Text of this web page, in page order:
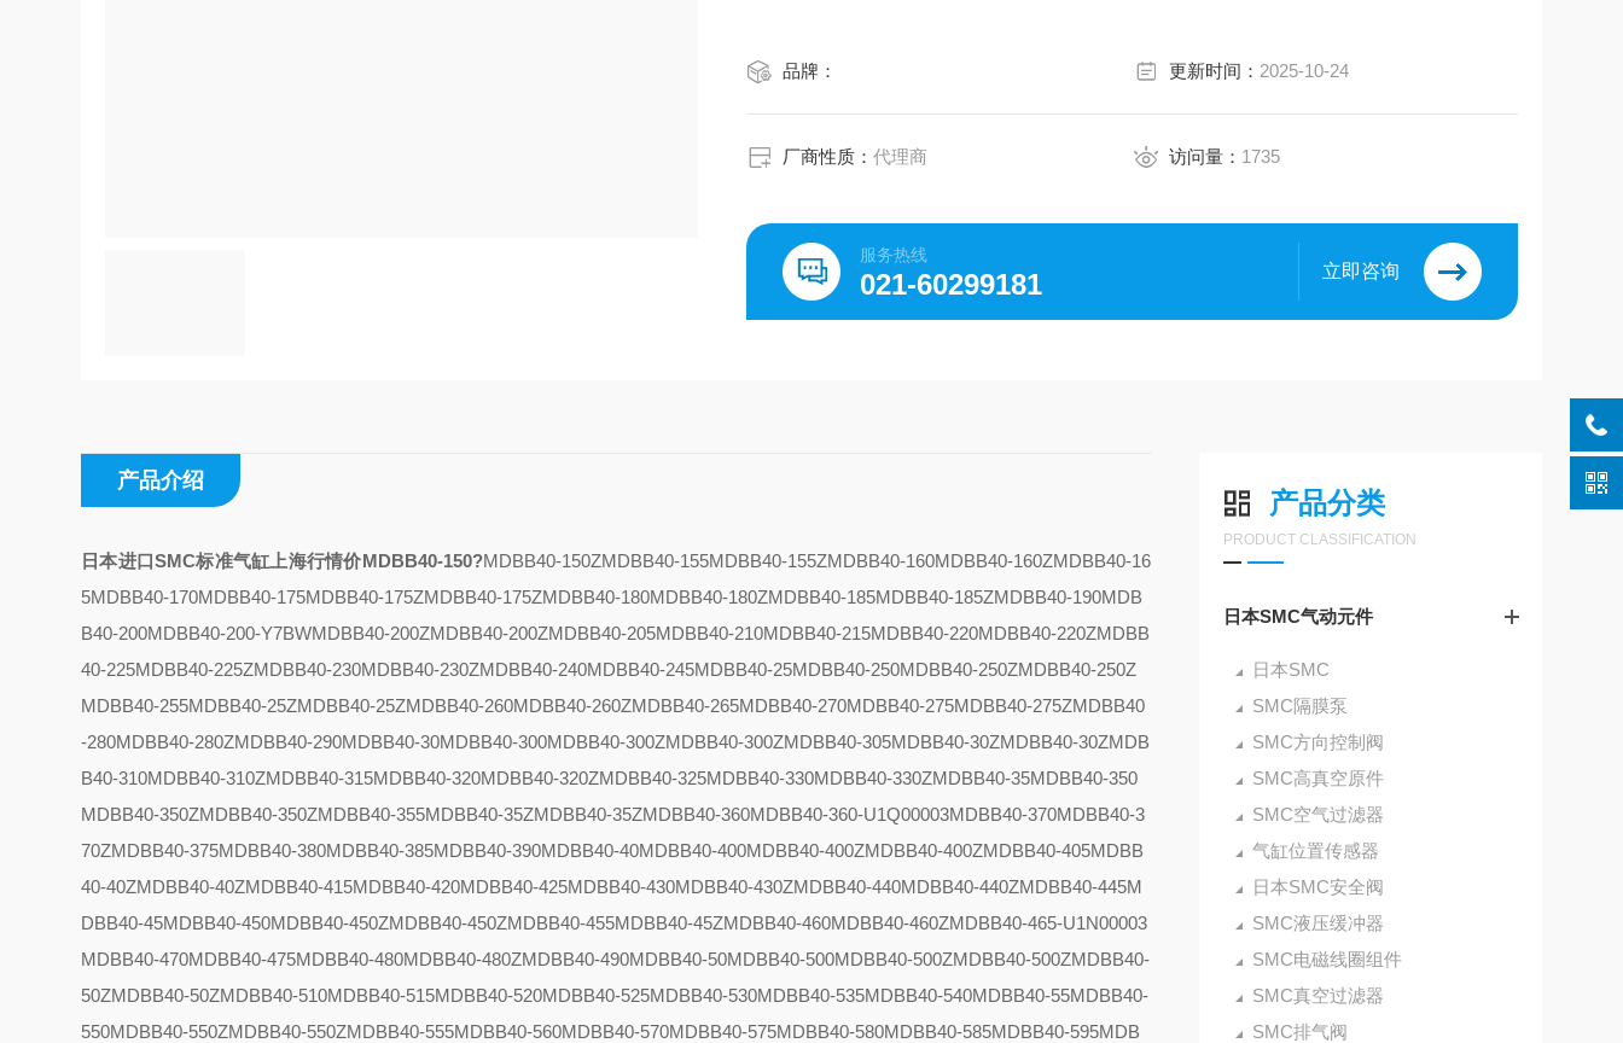
环境和流体温度 无磁性开关: -10℃~+70℃，带磁性开关: -10℃~+60
品牌： 更新时间： 2025-10-24
厂商性质：代理商 访问量： 1735
服务热线
021-60299181 立即咨询
产品分类
PRODUCT CLASSIFICATION
日本SMC气动元件
日本SMC
SMC隔膜泵
SMC方向控制阀
SMC高真空原件
SMC空气过滤器
气缸位置传感器
日本SMC安全阀
SMC液压缓冲器
SMC电磁线圈组件
SMC真空过滤器
SMC排气阀
产品介绍
日本进口SMC标准气缸上海行情价MDBB40-150?MDBB40-150ZMDBB40-155MDBB40-155ZMDBB40-160MDBB40-160ZMDBB40-16
5MDBB40-170MDBB40-175MDBB40-175ZMDBB40-175ZMDBB40-180MDBB40-180ZMDBB40-185MDBB40-185ZMDBB40-190MDB
B40-200MDBB40-200-Y7BWMDBB40-200ZMDBB40-200ZMDBB40-205MDBB40-210MDBB40-215MDBB40-220MDBB40-220ZMDBB
40-225MDBB40-225ZMDBB40-230MDBB40-230ZMDBB40-240MDBB40-245MDBB40-25MDBB40-250MDBB40-250ZMDBB40-250Z
MDBB40-255MDBB40-25ZMDBB40-25ZMDBB40-260MDBB40-260ZMDBB40-265MDBB40-270MDBB40-275MDBB40-275ZMDBB40
-280MDBB40-280ZMDBB40-290MDBB40-30MDBB40-300MDBB40-300ZMDBB40-300ZMDBB40-305MDBB40-30ZMDBB40-30ZMDB
B40-310MDBB40-310ZMDBB40-315MDBB40-320MDBB40-320ZMDBB40-325MDBB40-330MDBB40-330ZMDBB40-35MDBB40-350
MDBB40-350ZMDBB40-350ZMDBB40-355MDBB40-35ZMDBB40-35ZMDBB40-360MDBB40-360-U1Q00003MDBB40-370MDBB40-3
70ZMDBB40-375MDBB40-380MDBB40-385MDBB40-390MDBB40-40MDBB40-400MDBB40-400ZMDBB40-400ZMDBB40-405MDBB
40-40ZMDBB40-40ZMDBB40-415MDBB40-420MDBB40-425MDBB40-430MDBB40-430ZMDBB40-440MDBB40-440ZMDBB40-445M
DBB40-45MDBB40-450MDBB40-450ZMDBB40-450ZMDBB40-455MDBB40-45ZMDBB40-460MDBB40-460ZMDBB40-465-U1N00003
MDBB40-470MDBB40-475MDBB40-480MDBB40-480ZMDBB40-490MDBB40-50MDBB40-500MDBB40-500ZMDBB40-500ZMDBB40-
50ZMDBB40-50ZMDBB40-510MDBB40-515MDBB40-520MDBB40-525MDBB40-530MDBB40-535MDBB40-540MDBB40-55MDBB40-
550MDBB40-550ZMDBB40-550ZMDBB40-555MDBB40-560MDBB40-570MDBB40-575MDBB40-580MDBB40-585MDBB40-595MDB